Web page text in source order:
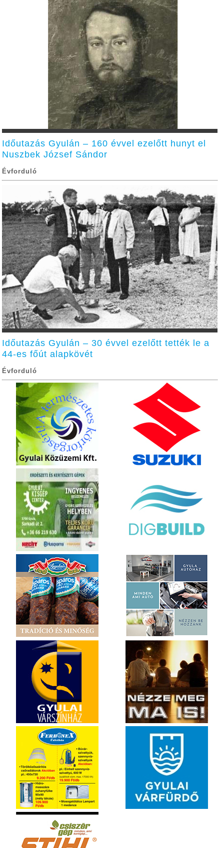
Időutazás Gyulán – 160 évvel ezelőtt hunyt el
Nuszbek József Sándor
Évforduló
Időutazás Gyulán – 30 évvel ezelőtt tették le a
44-es főút alapkövét
Évforduló